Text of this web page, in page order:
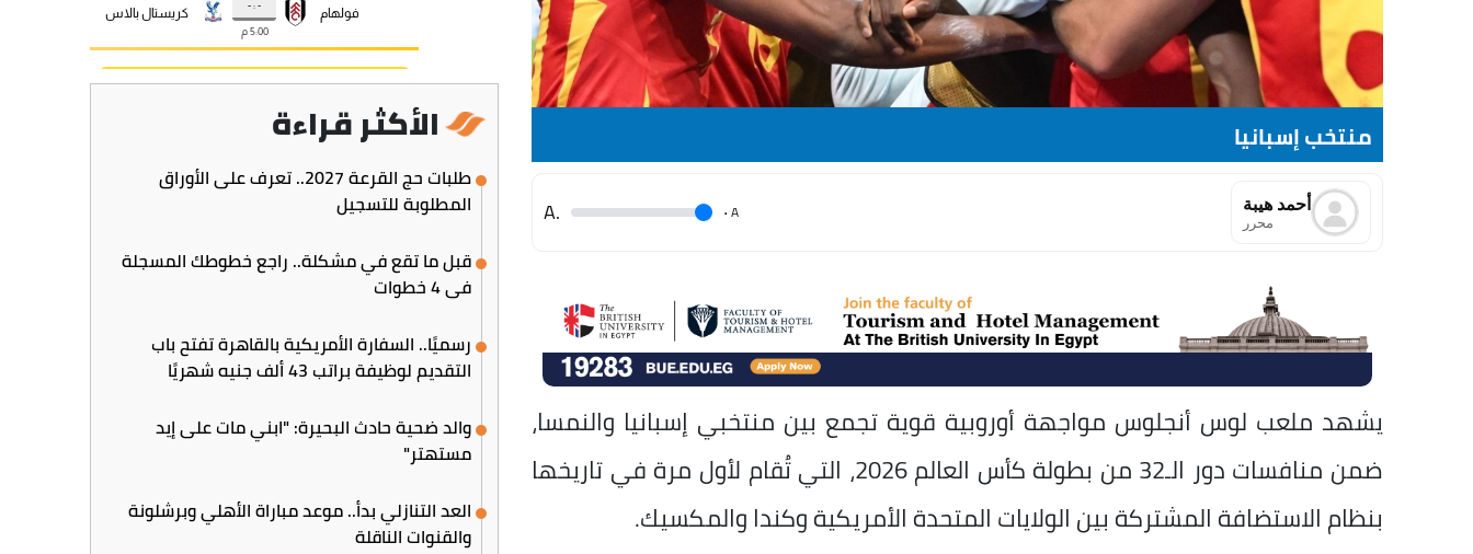
منتخب إسبانيا
أحمد هيبة
محرر A
.
.A
يشهد ملعب لوس أنجلوس مواجهة أوروبية قوية تجمع بين منتخبي إسبانيا والنمسا،
ضمن منافسات دور الـ32 من بطولة كأس العالم 2026، التي تُقام لأول مرة في تاريخها
بنظام الاستضافة المشتركة بين الولايات المتحدة الأمريكية وكندا والمكسيك.
الأكثر قراءة
طلبات حج القرعة 2027.. تعرف على الأوراق
المطلوبة للتسجيل
قبل ما تقع في مشكلة.. راجع خطوطك المسجلة
في 4 خطوات
رسميًا.. السفارة الأمريكية بالقاهرة تفتح باب
التقديم لوظيفة براتب 43 ألف جنيه شهريًا
والد ضحية حادث البحيرة: "ابني مات على إيد
مستهتر"
العد التنازلي بدأ.. موعد مباراة الأهلي وبرشلونة
والقنوات الناقلة